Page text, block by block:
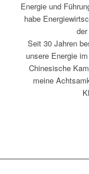
Energie und
habe
Seit 30 Jahren
unsere Energie
Chinesische
meine